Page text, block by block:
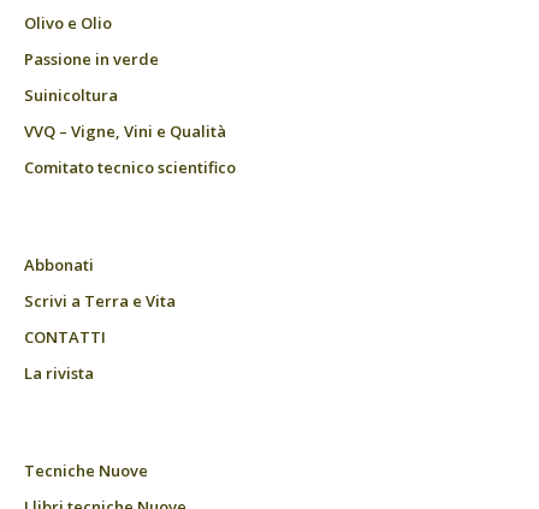
Olivo e Olio
Passione in verde
Suinicoltura
VVQ – Vigne, Vini e Qualità
Comitato tecnico scientifico
Abbonati
Scrivi a Terra e Vita
CONTATTI
La rivista
Tecniche Nuove